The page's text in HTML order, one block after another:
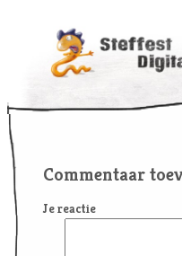
Commentaar
Je reactie